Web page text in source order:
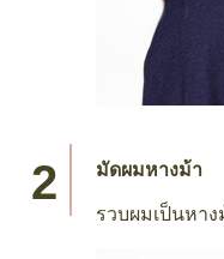
มัดผมหางม้า
รวบผมเป็นหา